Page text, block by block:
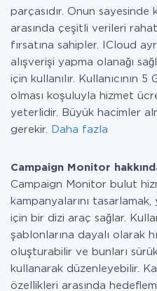
parçasıdır. Onun sayesinde
arasında çeşitli verileri
fırsatına sahipler. ICloud
alışverişi yapma olanağı
için kullanılır. Kullanıcının
olması koşuluyla hizmet
yeterlidir. Büyük hacimler
gerekir.
Daha fazla
Campaign Monitor
Campaign Monitor bulut
kampanyalarını
için bir dizi araç sağlar.
şablonlarına dayalı olarak
oluşturabilir ve bunları
kullanarak düzenleyebilir.
özellikleri arasında